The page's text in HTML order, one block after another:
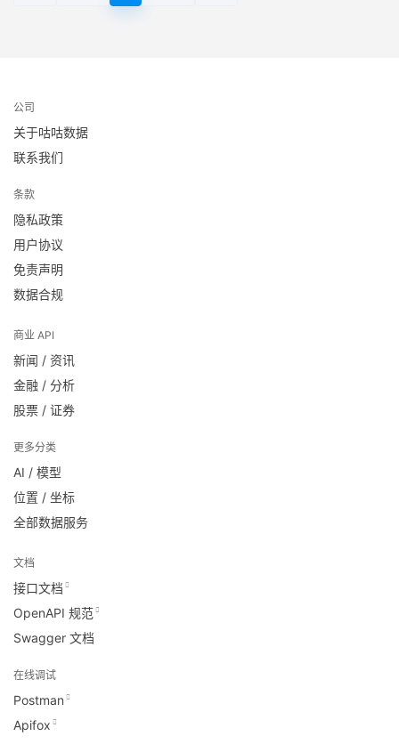
公司
关于咕咕数据
联系我们
条款
隐私政策
用户协议
免责声明
数据合规
商业 API
新闻 / 资讯
金融 / 分析
股票 / 证券
更多分类
AI / 模型
位置 / 坐标
全部数据服务
文档
接口文档
OpenAPI 规范
Swagger 文档
在线调试
Postman
Apifox